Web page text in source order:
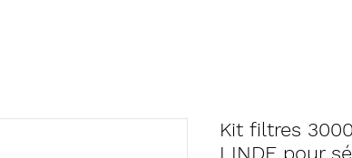
Kit filtres
LINDE pour